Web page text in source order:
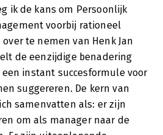
ik de kans om Persoonlijk
voorbij rationeel
te nemen van Henk Jan
de eenzijdige benadering
instant succesformule voor
suggereren. De kern van
samenvatten als: er zijn
om als manager naar de